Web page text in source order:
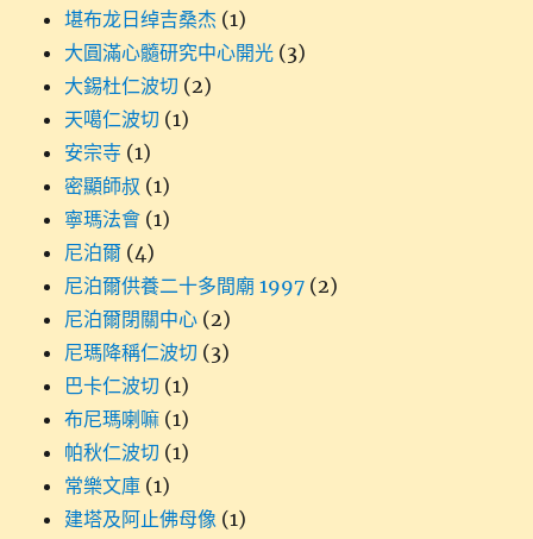
堪布龙日绰吉桑杰 (1)
大圓滿心髓研究中心開光 (3)
大錫杜仁波切 (2)
天噶仁波切 (1)
安宗寺 (1)
密顯師叔 (1)
寧瑪法會 (1)
尼泊爾 (4)
尼泊爾供養二十多間廟 1997 (2)
尼泊爾閉關中心 (2)
尼瑪降稱仁波切 (3)
巴卡仁波切 (1)
布尼瑪喇嘛 (1)
帕秋仁波切 (1)
常樂文庫 (1)
建塔及阿止佛母像 (1)